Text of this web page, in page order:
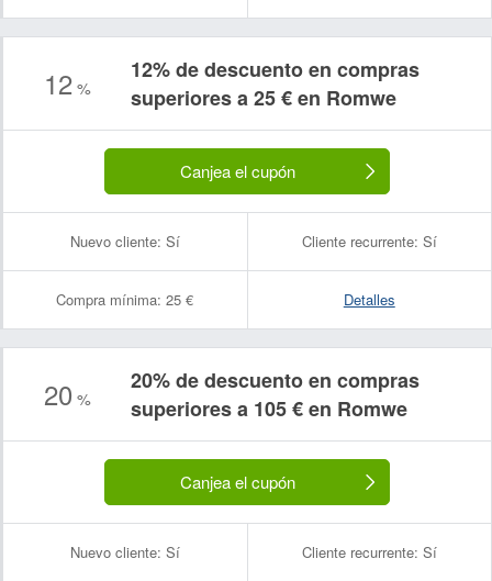
12 %
12% de descuento en compras
superiores a 25 € en Romwe
Canjea el cupón
Nuevo cliente: Sí Cliente recurrente: Sí
Compra mínima: 25 € Detalles
20 %
20% de descuento en compras
superiores a 105 € en Romwe
Canjea el cupón
Nuevo cliente: Sí Cliente recurrente: Sí